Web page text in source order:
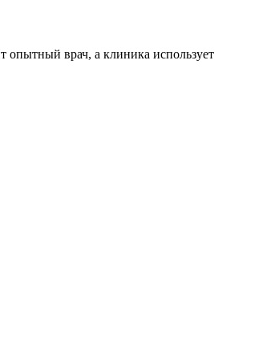
опытный врач, а клиника использует